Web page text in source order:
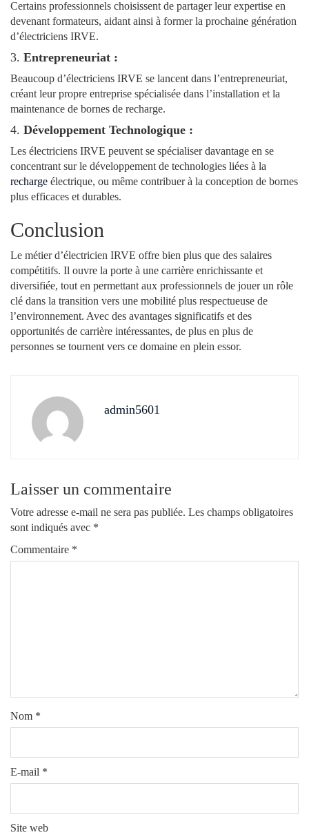
Certains professionnels choisissent de partager leur expertise en
devenant formateurs, aidant ainsi à former la prochaine génération
d’électriciens IRVE.
3. Entrepreneuriat :
Beaucoup d’électriciens IRVE se lancent dans l’entrepreneuriat,
créant leur propre entreprise spécialisée dans l’installation et la
maintenance de bornes de recharge.
4. Développement Technologique :
Les électriciens IRVE peuvent se spécialiser davantage en se
concentrant sur le développement de technologies liées à la
recharge électrique, ou même contribuer à la conception de bornes
plus efficaces et durables.
Conclusion
Le métier d’électricien IRVE offre bien plus que des salaires
compétitifs. Il ouvre la porte à une carrière enrichissante et
diversifiée, tout en permettant aux professionnels de jouer un rôle
clé dans la transition vers une mobilité plus respectueuse de
l’environnement. Avec des avantages significatifs et des
opportunités de carrière intéressantes, de plus en plus de
personnes se tournent vers ce domaine en plein essor.
admin5601
Laisser un commentaire
Votre adresse e-mail ne sera pas publiée. Les champs obligatoires
sont indiqués avec *
Commentaire *
Nom *
E-mail *
Site web